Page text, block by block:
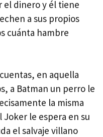
el dinero y él tiene
a sus propios
cuánta hambre
en aquella
a Batman un perro le
la misma
Joker le espera en su
el salvaje villano